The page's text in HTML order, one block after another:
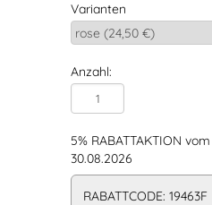
Varianten
Anzahl:
5% RABATTAKTION
30.08.2026
RABATTCODE: 19463F